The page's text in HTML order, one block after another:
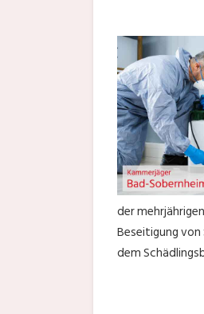
der
Beseitigung
dem